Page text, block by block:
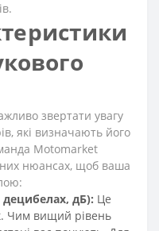
звертати увагу
які визначають його
Motomarket
нюансах, щоб ваша
децибелах, дБ): Це
Чим вищий рівень